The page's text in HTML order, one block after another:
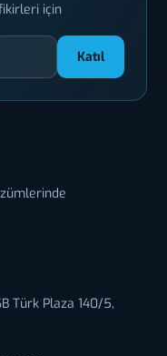
için
Katıl
Türk Plaza 140/5,